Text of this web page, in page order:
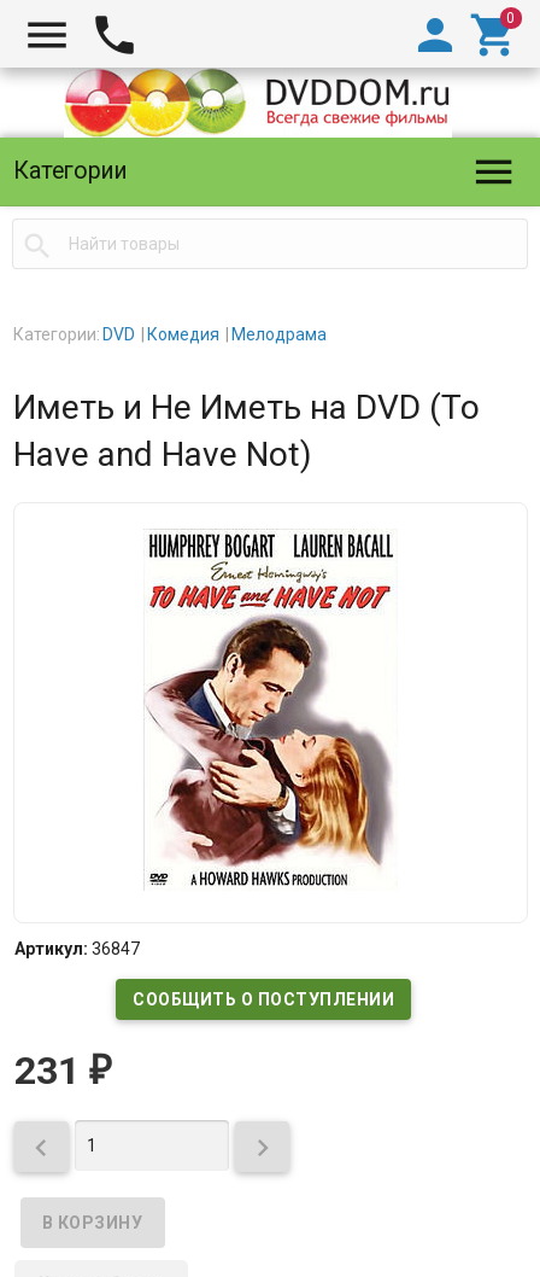
  

Категории 

Категории: DVD Комедия Мелодрама
Иметь и Не Иметь на DVD (To
Have and Have Not)
Артикул: 36847
СООБЩИТЬ О ПОСТУПЛЕНИИ
231 ₽
 